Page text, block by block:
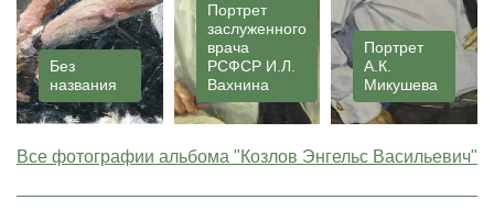
Без
названия
Портрет
заслуженного
врача
РСФСР И.Л.
Вахнина
Портрет
А.К.
Микушева
Все фотографии альбома "Козлов Энгельс Васильевич"